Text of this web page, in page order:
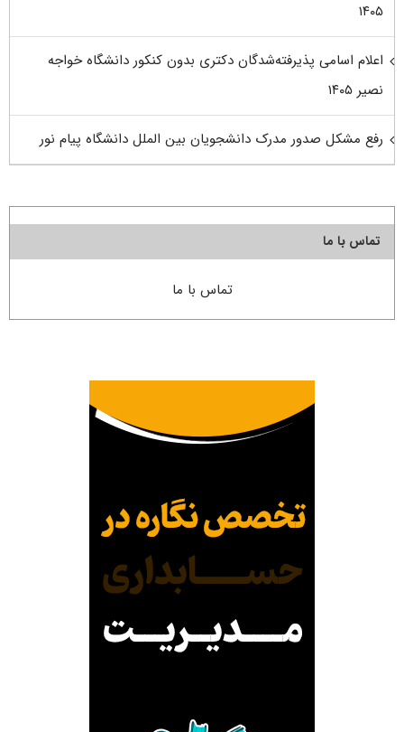
۱۴۰۵
اعلام اسامی پذیرفته‌شدگان دکتری بدون کنکور دانشگاه خواجه
نصیر ۱۴۰۵
رفع مشکل صدور مدرک دانشجویان بین الملل دانشگاه پیام نور
تماس با ما
تماس با ما